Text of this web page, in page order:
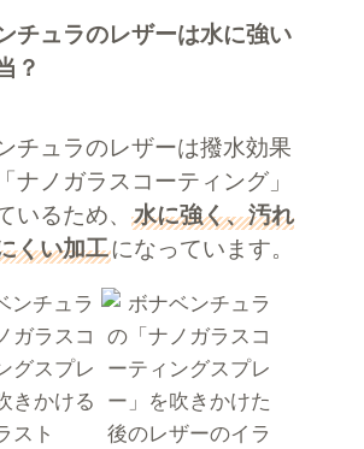
チュラのレザーは水に強い
？
チュラのレザーは撥水効果
ナノガラスコーティング」
いるため、 水に強く、汚れ
くい加工になっています。